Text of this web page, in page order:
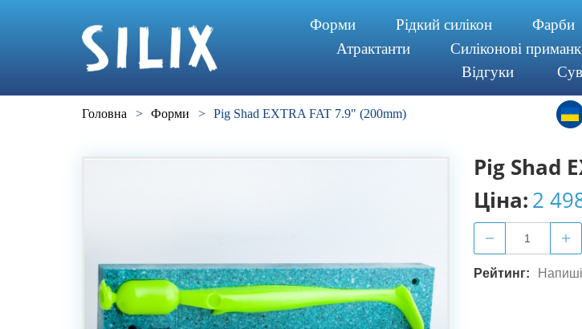
Форми Piдкий силiкон Фарби
Атрактанти
Силiконовi
Відгуки
Головна > Форми > Pig Shad EXTRA FAT 7.9" (200mm)
Pig Shad
Ціна:2
Рейтинг: